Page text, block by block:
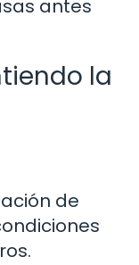
antes
la
de